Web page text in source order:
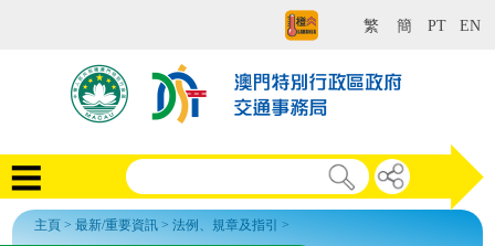
繁 簡 PT EN
主頁 >最新/重要資訊 >法例、規章及指引 >